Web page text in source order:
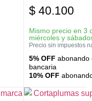
$ 40.100
Mismo precio en 3
miércoles y
Precio sin impuestos
5% OFF abonando
bancaria
10% OFF